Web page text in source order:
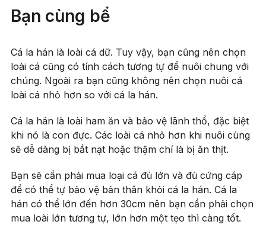
Bạn cùng bể
Cá la hán là loài cá dữ. Tuy vậy, bạn cũng nên chọn
loài cá cũng có tính cách tương tự để nuôi chung với
chúng. Ngoài ra bạn cũng không nên chọn nuôi cá
loài cá nhỏ hơn so với cá la hán.
Cá la hán là loài ham ăn và bảo vệ lãnh thổ, đặc biệt
khi nó là con đực. Các loài cá nhỏ hơn khi nuôi cùng
sẽ dễ dàng bị bắt nạt hoặc thậm chí là bị ăn thịt.
Bạn sẽ cần phải mua loại cá đủ lớn và đủ cứng cáp
để có thể tự bảo vệ bản thân khỏi cá la hán. Cá la
hán có thể lớn đến hơn 30cm nên bạn cần phải chọn
mua loài lớn tương tự, lớn hơn một tẹo thì càng tốt.